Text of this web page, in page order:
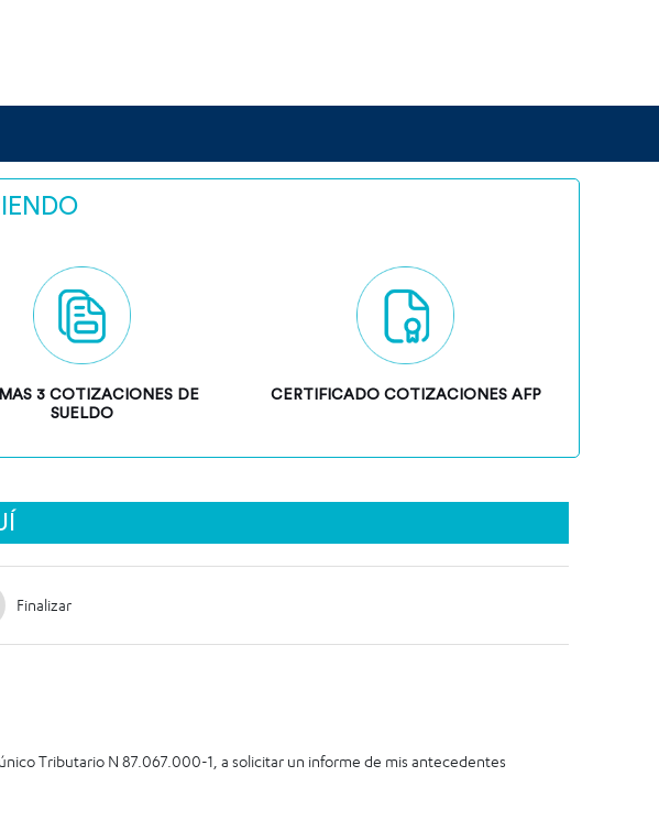
3 COTIZACIONES DE
SUELDO
CERTIFICADO COTIZACIONES AFP
Finalizar
Tributario N 87.067.000-1, a solicitar un informe de mis antecedentes